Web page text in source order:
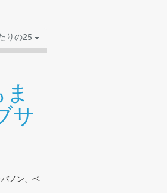
りの25
サ
ノン、ベ